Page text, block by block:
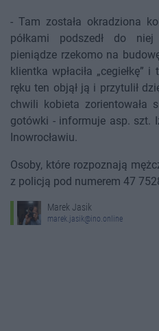
- Tam została okradziona
półkami podszedł do
pieniądze rzekomo na
klientka wpłaciła „cegiełkę”
ręku ten objął ją i przytulił
chwili kobieta zorientowała
gotówki - informuje asp. szt.
Inowrocławiu.
Osoby, które rozpoznają
z policją pod numerem 47
Marek Jasik
marek.jasik@ino.online